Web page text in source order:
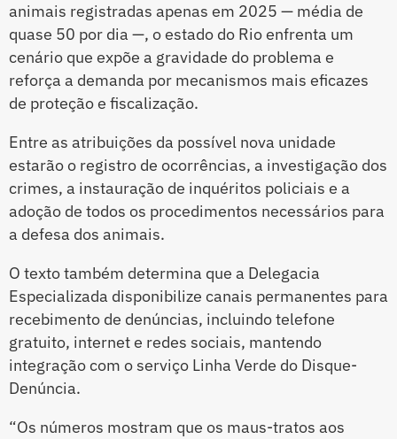
animais registradas apenas em 2025 — média de
quase 50 por dia —, o estado do Rio enfrenta um
cenário que expõe a gravidade do problema e
reforça a demanda por mecanismos mais eficazes
de proteção e fiscalização.
Entre as atribuições da possível nova unidade
estarão o registro de ocorrências, a investigação dos
crimes, a instauração de inquéritos policiais e a
adoção de todos os procedimentos necessários para
a defesa dos animais.
O texto também determina que a Delegacia
Especializada disponibilize canais permanentes para
recebimento de denúncias, incluindo telefone
gratuito, internet e redes sociais, mantendo
integração com o serviço Linha Verde do Disque-
Denúncia.
“Os números mostram que os maus-tratos aos